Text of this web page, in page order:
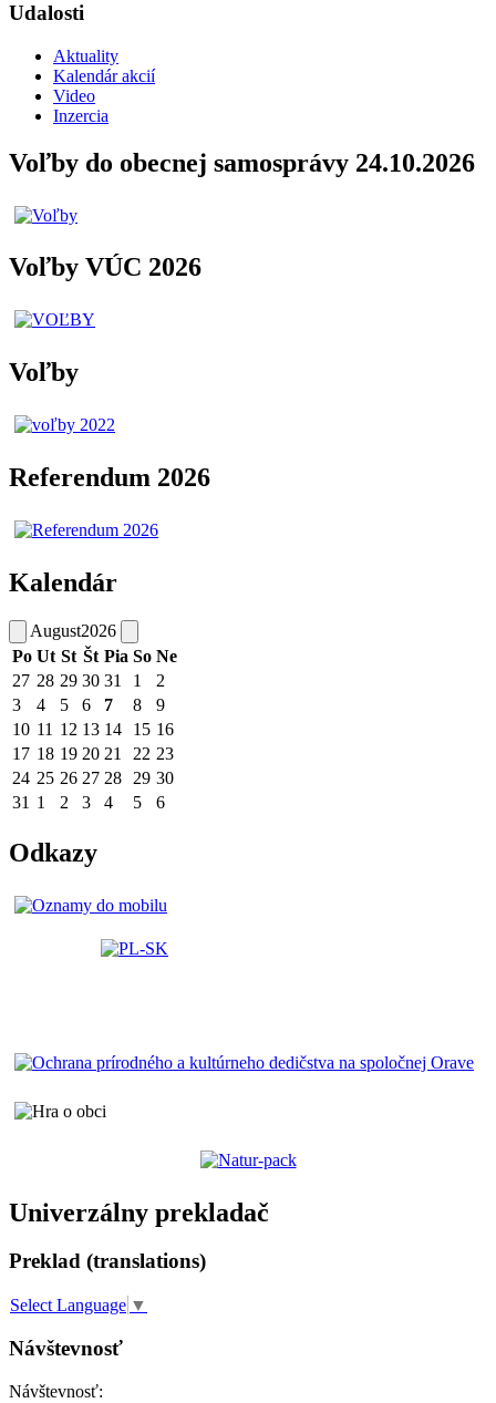
Udalosti
Aktuality
Kalendár akcií
Video
Inzercia
Voľby do obecnej samosprávy 24.10.2026
Voľby VÚC 2026
Voľby
Referendum 2026
Kalendár
August2026
Po Ut St Št Pia So Ne
27 28 29 30 31 1
2
3
4 5 6 7 8
9
10 11 12 13 14 15 16
17 18 19 20 21 22 23
24 25 26 27 28 29 30
31 1 2 3 4 5 6
Odkazy
Univerzálny prekladač
Preklad (translations)
Select Language ▼
Návštevnosť
Návštevnosť: